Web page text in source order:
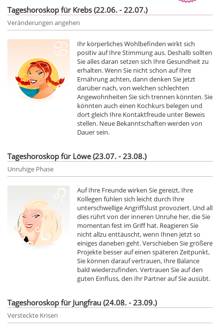
Tageshoroskop für Krebs (22.06. - 22.07.)
Veränderungen angehen
Ihr körperliches Wohlbefinden wirkt sich
positiv auf Ihre Stimmung aus. Deshalb sollten
Sie alles daran setzen sich Ihre Gesundheit zu
erhalten. Wenn Sie nicht schon auf Ihre
Ernährung achten, dann denken Sie jetzt
darüber nach, von welchen schlechten
Angewohnheiten Sie sich trennen könnten. Sie
könnten auch einen Kochkurs belegen und
dort gleich Ihre Kontaktfreude unter Beweis
stellen. Neue Bekanntschaften werden von
Dauer sein.
Tageshoroskop für Löwe (23.07. - 23.08.)
Unruhige Phase
Auf Ihre Freunde wirken Sie gereizt, Ihre
Kollegen fühlen sich leicht durch Ihre
unterschwellige Angriffslust provoziert. Und all
dies rührt von der inneren Unruhe her, die Sie
momentan fest im Griff hat. Reagieren Sie
nicht allzu enttäuscht, wenn Ihnen jetzt so
einiges daneben geht. Verschieben Sie größere
Projekte besser auf einen späteren Zeitpunkt,
Sie können darauf vertrauen, Ihre Balance
bald wiederzufinden. Vertrauen Sie auf den
guten Einfluss, den Ihr Partner auf Sie ausübt.
Tageshoroskop für Jungfrau (24.08. - 23.09.)
Versteckte Krisen